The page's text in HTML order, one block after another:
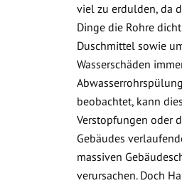
viel zu erdulden, da
Dinge die Rohre
Duschmittel sowie
Wasserschäden
beobachtet, kann
Verstopfungen oder
Gebäudes
massiven
verursachen. Doch